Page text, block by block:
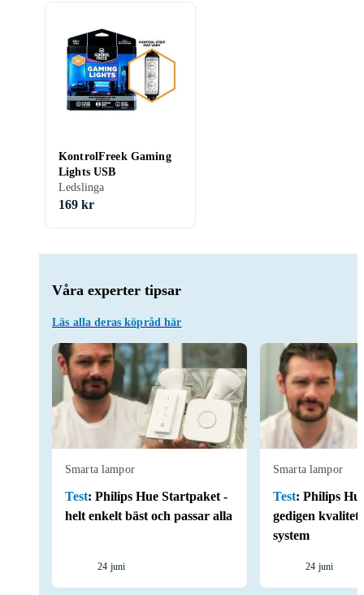
Våra experter tipsar
Läs alla deras köpråd här
Smarta lampor
Test: Philips Hue Startpaket -
helt enkelt bäst och passar alla
24 juni
Smarta lampor
Test: Philips
gedigen kvalitet
system
24 juni
KontrolFreek Gaming
Lights USB
Ledslinga
169 kr